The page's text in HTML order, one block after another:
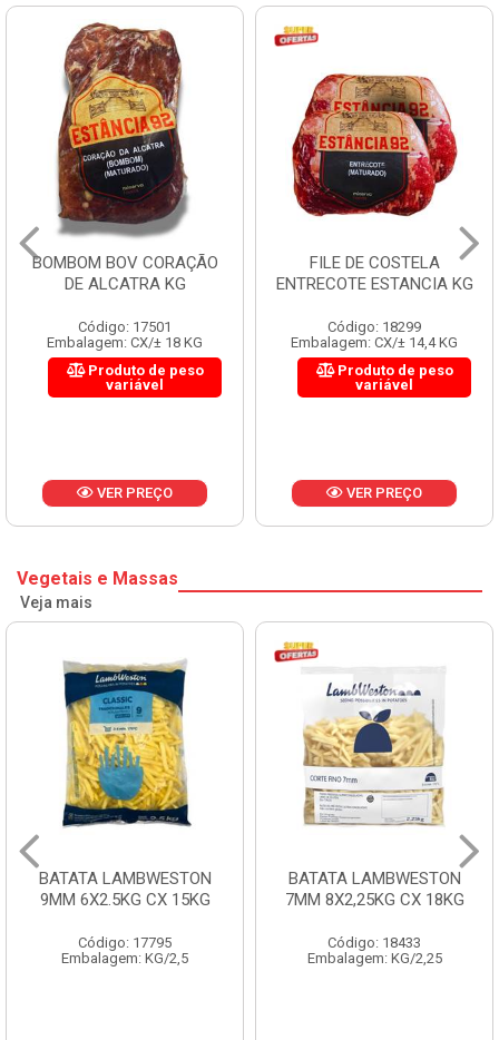
BOMBOM BOV CORAÇÃO
DE ALCATRA KG
Código: 17501
Embalagem: CX/± 18 KG
Produto de peso
variável
VER PREÇO
FILE DE COSTELA
ENTRECOTE ESTANCIA KG
Código: 18299
Embalagem: CX/± 14,4 KG
Produto de peso
variável
VER PREÇO
Vegetais e Massas
Veja mais
BATATA LAMBWESTON
9MM 6X2.5KG CX 15KG
Código: 17795
Embalagem: KG/2,5
BATATA LAMBWESTON
7MM 8X2,25KG CX 18KG
Código: 18433
Embalagem: KG/2,25